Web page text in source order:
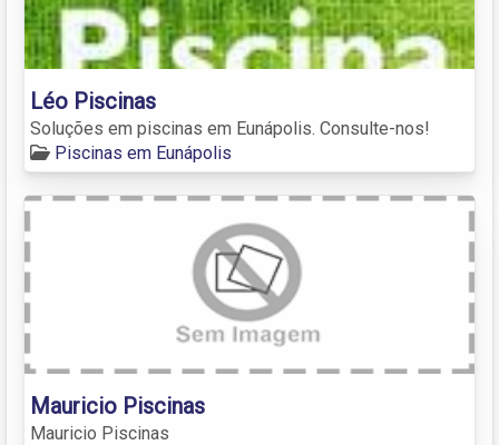
Léo Piscinas
Soluções em piscinas em Eunápolis. Consulte-nos!
Piscinas em Eunápolis
Mauricio Piscinas
Mauricio Piscinas